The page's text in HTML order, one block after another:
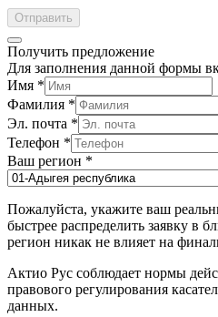
Отправить
Получить предложение
Для заполнения данной формы
Имя *
Фамилия *
Эл. почта *
Телефон *
Ваш регион *
Пожалуйста, укажите ваш
быстрее распределить заявку
регион никак не влияет на
Актио Рус соблюдает нормы
правового регулирования
данных.